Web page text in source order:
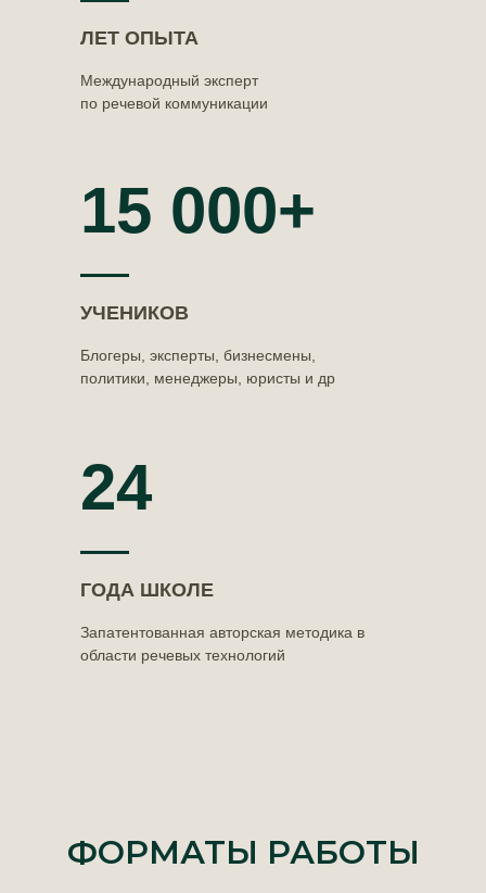
15 000+
24
ЛЕТ ОПЫТА
УЧЕНИКОВ
ГОДА ШКОЛЕ
Международный эксперт
по речевой коммуникации
Блогеры, эксперты, бизнесмены,
политики, менеджеры, юристы и др
Запатентованная авторская методика в
области речевых технологий
ФОРМАТЫ РАБОТЫ